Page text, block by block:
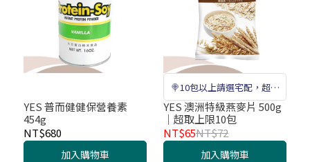
YES 普而健健保營養素
454g
NT$680
加入購物車
🍭10包以上請選宅配，超取
拒收🍭
YES 澳洲特級燕麥片 500g
｜超取上限10包
NT$65NT$72
加入購物車